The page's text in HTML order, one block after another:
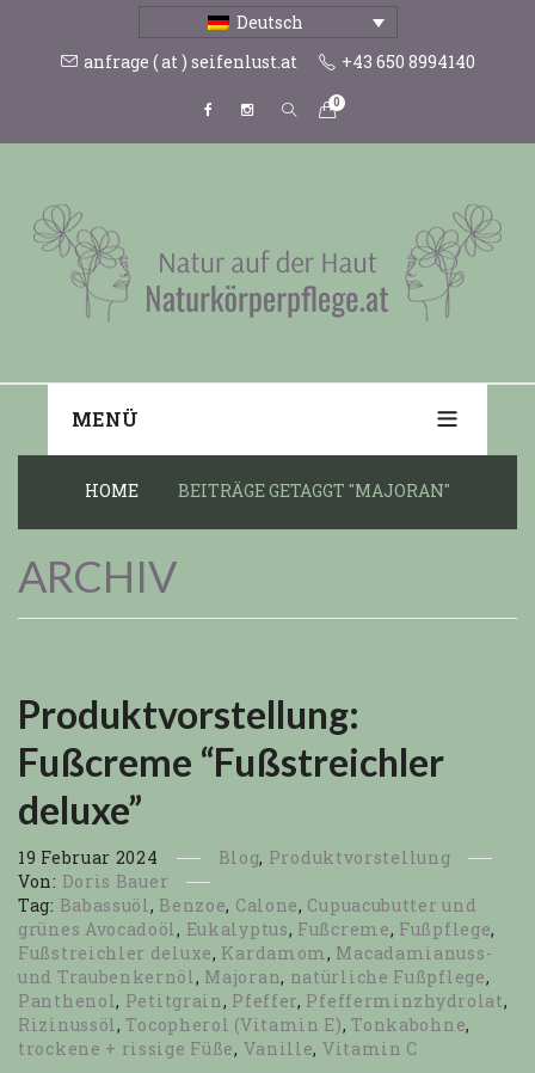
Deutsch
anfrage ( at ) seifenlust.at
+43 650 8994140
0
MENÜ
HOME BEITRÄGE GETAGGT "MAJORAN"
ARCHIV
Produktvorstellung:
Fußcreme “Fußstreichler
deluxe”
19 Februar 2024 Blog, Produktvorstellung
Von: Doris Bauer
Tag: Babassuöl, Benzoe, Calone, Cupuacubutter und
grünes Avocadoöl, Eukalyptus, Fußcreme, Fußpflege,
Fußstreichler deluxe, Kardamom, Macadamianuss-
und Traubenkernöl, Majoran, natürliche Fußpflege,
Panthenol, Petitgrain, Pfeffer, Pfefferminzhydrolat,
Rizinussöl,Tocopherol (Vitamin E),Tonkabohne,
trockene + rissige Füße, Vanille, Vitamin C